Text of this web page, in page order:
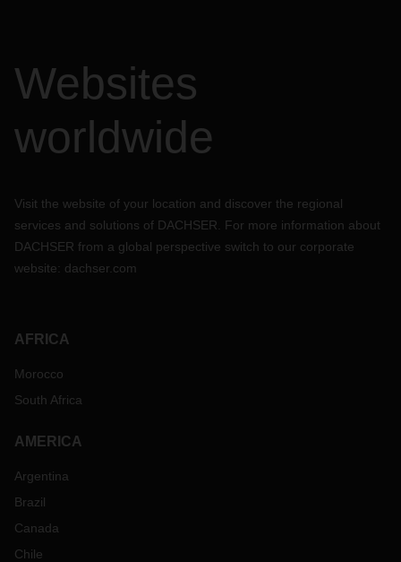
Websites
worldwide
Visit the website of your location and discover the regional
services and solutions of DACHSER. For more information about
DACHSER from a global perspective switch to our corporate
website: dachser.com
AFRICA
Morocco
South Africa
AMERICA
Argentina
Brazil
Canada
Chile